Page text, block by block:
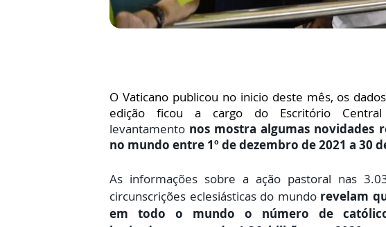
O Vaticano publicou no inicio deste mês, os
edição ficou a cargo do Escritório
levantamento nos mostra algumas novidades
no mundo entre 1º de dezembro de 2021 a 30
As informações sobre a ação pastoral nas
circunscrições eclesiásticas do mundo revelam
em todo o mundo o número de